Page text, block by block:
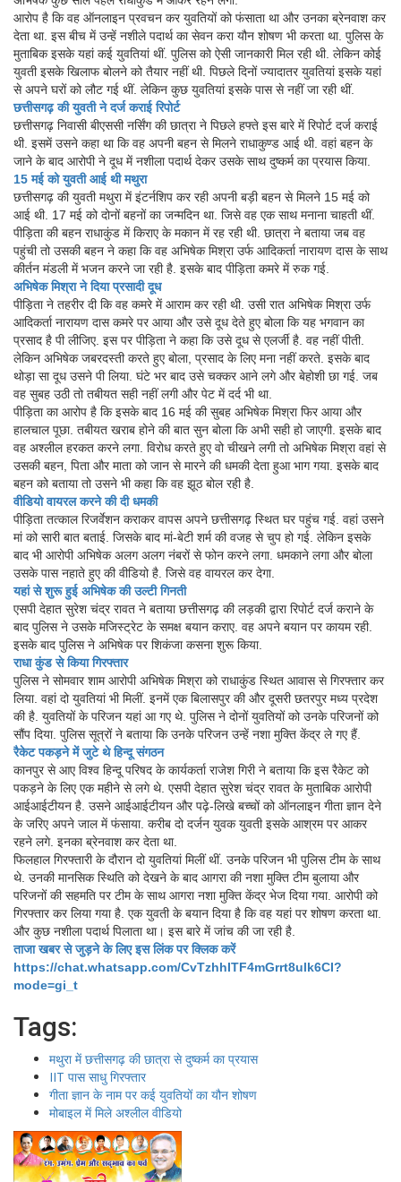
आरोप है कि वह ऑनलाइन प्रवचन कर युवतियों को फंसाता था और उनका ब्रेनवाश कर
देता था. इस बीच में उन्हें नशीले पदार्थ का सेवन करा यौन शोषण भी करता था. पुलिस के
मुताबिक इसके यहां कई युवतियां थीं. पुलिस को ऐसी जानकारी मिल रही थी. लेकिन कोई
युवती इसके खिलाफ बोलने को तैयार नहीं थी. पिछले दिनों ज्यादातर युवतियां इसके यहां
से अपने घरों को लौट गई थीं. लेकिन कुछ युवतियां इसके पास से नहीं जा रही थीं.
छत्तीसगढ़ की युवती ने दर्ज कराई रिपोर्ट
छत्तीसगढ़ निवासी बीएससी नर्सिंग की छात्रा ने पिछले हफ्ते इस बारे में रिपोर्ट दर्ज कराई
थी. इसमें उसने कहा था कि वह अपनी बहन से मिलने राधाकुण्ड आई थी. वहां बहन के
जाने के बाद आरोपी ने दूध में नशीला पदार्थ देकर उसके साथ दुष्कर्म का प्रयास किया.
15 मई को युवती आई थी मथुरा
छत्तीसगढ़ की युवती मथुरा में इंटर्नशिप कर रही अपनी बड़ी बहन से मिलने 15 मई को
आई थी. 17 मई को दोनों बहनों का जन्मदिन था. जिसे वह एक साथ मनाना चाहती थीं.
पीड़िता की बहन राधाकुंड में किराए के मकान में रह रही थी. छात्रा ने बताया जब वह
पहुंची तो उसकी बहन ने कहा कि वह अभिषेक मिश्रा उर्फ आदिकर्ता नारायण दास के साथ
कीर्तन मंडली में भजन करने जा रही है. इसके बाद पीड़िता कमरे में रुक गई.
अभिषेक मिश्रा ने दिया प्रसादी दूध
पीड़िता ने तहरीर दी कि वह कमरे में आराम कर रही थी. उसी रात अभिषेक मिश्रा उर्फ
आदिकर्ता नारायण दास कमरे पर आया और उसे दूध देते हुए बोला कि यह भगवान का
प्रसाद है पी लीजिए. इस पर पीड़िता ने कहा कि उसे दूध से एलर्जी है. वह नहीं पीती.
लेकिन अभिषेक जबरदस्ती करते हुए बोला, प्रसाद के लिए मना नहीं करते. इसके बाद
थोड़ा सा दूध उसने पी लिया. घंटे भर बाद उसे चक्कर आने लगे और बेहोशी छा गई. जब
वह सुबह उठी तो तबीयत सही नहीं लगी और पेट में दर्द भी था.
पीड़िता का आरोप है कि इसके बाद 16 मई की सुबह अभिषेक मिश्रा फिर आया और
हालचाल पूछा. तबीयत खराब होने की बात सुन बोला कि अभी सही हो जाएगी. इसके बाद
वह अश्लील हरकत करने लगा. विरोध करते हुए वो चीखने लगी तो अभिषेक मिश्रा वहां से
उसकी बहन, पिता और माता को जान से मारने की धमकी देता हुआ भाग गया. इसके बाद
बहन को बताया तो उसने भी कहा कि वह झूठ बोल रही है.
वीडियो वायरल करने की दी धमकी
पीड़िता तत्काल रिजर्वेशन कराकर वापस अपने छत्तीसगढ़ स्थित घर पहुंच गई. वहां उसने
मां को सारी बात बताई. जिसके बाद मां-बेटी शर्म की वजह से चुप हो गई. लेकिन इसके
बाद भी आरोपी अभिषेक अलग अलग नंबरों से फोन करने लगा. धमकाने लगा और बोला
उसके पास नहाते हुए की वीडियो है. जिसे वह वायरल कर देगा.
यहां से शुरू हुई अभिषेक की उल्टी गिनती
एसपी देहात सुरेश चंद्र रावत ने बताया छत्तीसगढ़ की लड़की द्वारा रिपोर्ट दर्ज कराने के
बाद पुलिस ने उसके मजिस्ट्रेट के समक्ष बयान कराए. वह अपने बयान पर कायम रही.
इसके बाद पुलिस ने अभिषेक पर शिकंजा कसना शुरू किया.
राधा कुंड से किया गिरफ्तार
पुलिस ने सोमवार शाम आरोपी अभिषेक मिश्रा को राधाकुंड स्थित आवास से गिरफ्तार कर
लिया. वहां दो युवतियां भी मिलीं. इनमें एक बिलासपुर की और दूसरी छतरपुर मध्य प्रदेश
की है. युवतियों के परिजन यहां आ गए थे. पुलिस ने दोनों युवतियों को उनके परिजनों को
सौंप दिया. पुलिस सूत्रों ने बताया कि उनके परिजन उन्हें नशा मुक्ति केंद्र ले गए हैं.
रैकेट पकड़ने में जुटे थे हिन्दू संगठन
कानपुर से आए विश्व हिन्दू परिषद के कार्यकर्ता राजेश गिरी ने बताया कि इस रैकेट को
पकड़ने के लिए एक महीने से लगे थे. एसपी देहात सुरेश चंद्र रावत के मुताबिक आरोपी
आईआईटीयन है. उसने आईआईटीयन और पढ़े-लिखे बच्चों को ऑनलाइन गीता ज्ञान देने
के जरिए अपने जाल में फंसाया. करीब दो दर्जन युवक युवती इसके आश्रम पर आकर
रहने लगे. इनका ब्रेनवाश कर देता था.
फिलहाल गिरफ्तारी के दौरान दो युवतियां मिलीं थीं. उनके परिजन भी पुलिस टीम के साथ
थे. उनकी मानसिक स्थिति को देखने के बाद आगरा की नशा मुक्ति टीम बुलाया और
परिजनों की सहमति पर टीम के साथ आगरा नशा मुक्ति केंद्र भेज दिया गया. आरोपी को
गिरफ्तार कर लिया गया है. एक युवती के बयान दिया है कि वह यहां पर शोषण करता था.
और कुछ नशीला पदार्थ पिलाता था। इस बारे में जांच की जा रही है.
ताजा खबर से जुड़ने के लिए इस लिंक पर क्लिक करें
https://chat.whatsapp.com/CvTzhhITF4mGrrt8ulk6CI?
mode=gi_t
Tags:
मथुरा में छत्तीसगढ़ की छात्रा से दुष्कर्म का प्रयास
IIT पास साधु गिरफ्तार
गीता ज्ञान के नाम पर कई युवतियों का यौन शोषण
मोबाइल में मिले अश्लील वीडियो